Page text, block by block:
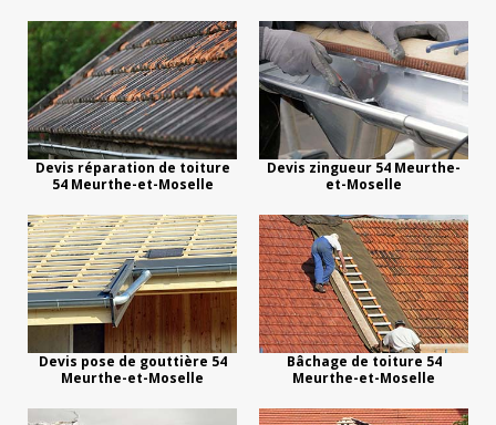
Devis réparation de toiture
54 Meurthe-et-Moselle
Devis zingueur 54 Meurthe-
et-Moselle
Devis pose de gouttière 54
Meurthe-et-Moselle
Bâchage de toiture 54
Meurthe-et-Moselle